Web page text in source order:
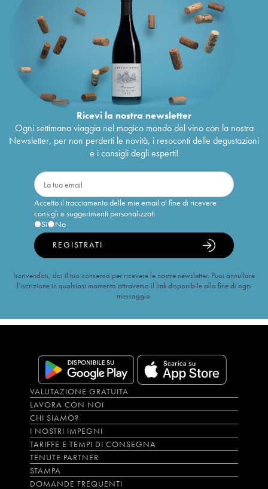
Ricevi la nostra newsletter
Ogni settimana viaggia nel magico mondo del vino con la nostra
Newsletter, per non perderti le novità, i resoconti delle degustazioni
e i consigli degli esperti!
Accetto il tracciamento delle mie email al fine di ricevere
consigli e suggerimenti personalizzati
Sì
No
REGISTRATI
Iscrivendoti, dai il tuo consenso per ricevere le nostre newsletter. Puoi annullare
l’iscrizione in qualsiasi momento attraverso il link disponibile alla fine di ogni
messaggio.
VALUTAZIONE GRATUITA
LAVORA CON NOI
CHI SIAMO?
I NOSTRI IMPEGNI
TARIFFE E TEMPI DI CONSEGNA
TENUTE PARTNER
STAMPA
DOMANDE FREQUENTI